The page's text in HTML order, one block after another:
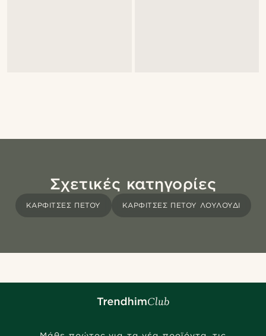
Σχετικές κατηγορίες
ΚΑΡΦΊΤΣΕΣ ΠΈΤΟΥ ΚΑΡΦΊΤΣΕΣ ΠΈΤΟΥ ΛΟΥΛΟΎΔΙ